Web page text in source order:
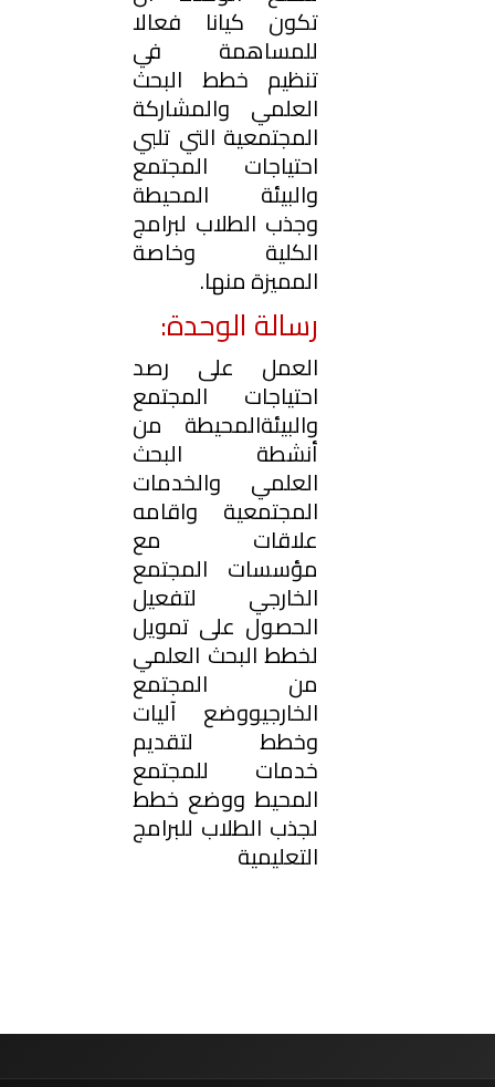
تكون كيانا فعالا
للمساهمة في
تنظيم خطط البحث
العلمي والمشاركة
المجتمعية التي تلبي
احتياجات المجتمع
والبيئة المحيطة
وجذب الطلاب لبرامج
الكلية وخاصة
المميزة منها.
رسالة الوحدة:
العمل على رصد
احتياجات المجتمع
والبيئةالمحيطة من
أنشطة البحث
العلمي والخدمات
المجتمعية واقامه
علاقات مع
مؤسسات المجتمع
الخارجي لتفعيل
الحصول على تمويل
لخطط البحث العلمي
من المجتمع
الخارجيووضع آليات
وخطط لتقديم
خدمات للمجتمع
المحيط ووضع خطط
لجذب الطلاب للبرامج
التعليمية